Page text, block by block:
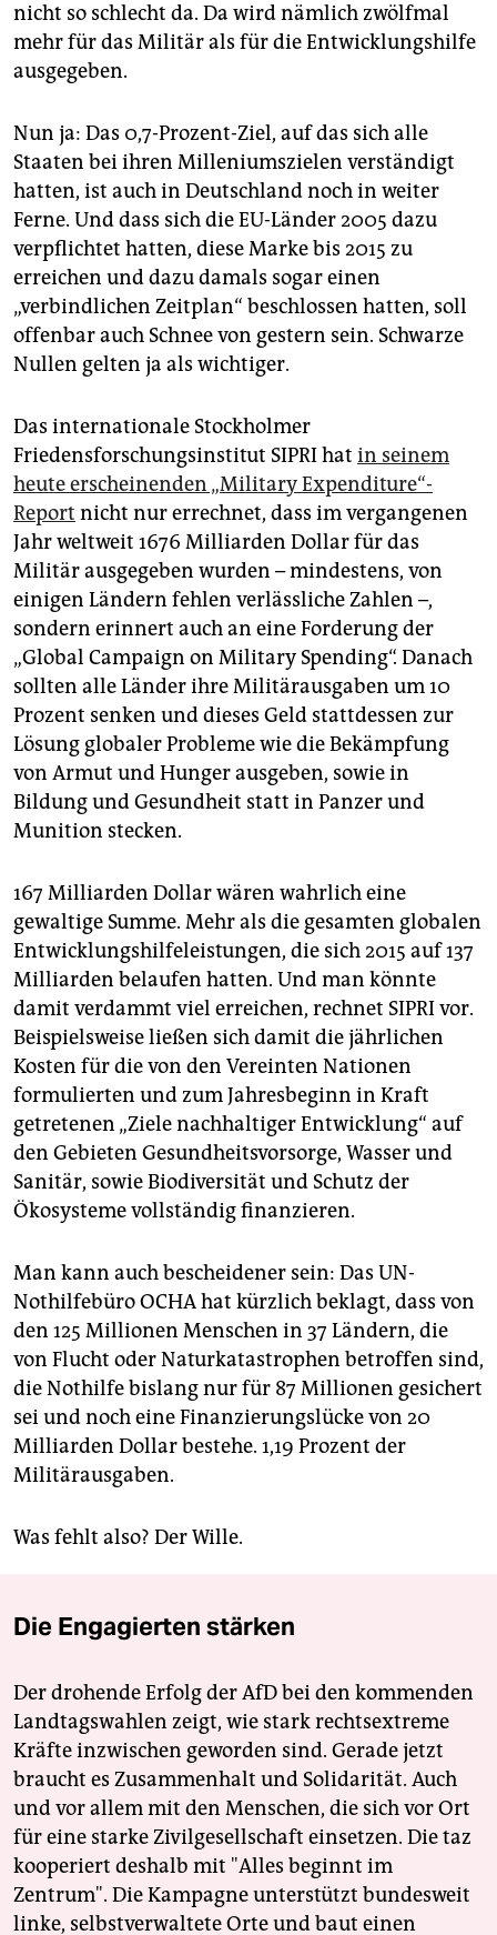
nicht so schlecht da. Da wird nämlich zwölfmal
mehr für das Militär als für die Entwicklungshilfe
ausgegeben.
Nun ja: Das 0,7-Prozent-Ziel, auf das sich alle
Staaten bei ihren Milleniumszielen verständigt
hatten, ist auch in Deutschland noch in weiter
Ferne. Und dass sich die EU-Länder 2005 dazu
verpflichtet hatten, diese Marke bis 2015 zu
erreichen und dazu damals sogar einen
„verbindlichen Zeitplan“ beschlossen hatten, soll
offenbar auch Schnee von gestern sein. Schwarze
Nullen gelten ja als wichtiger.
Das internationale Stockholmer
Friedensforschungsinstitut SIPRI hat in seinem
heute erscheinenden „Military Expenditure“-
Report nicht nur errechnet, dass im vergangenen
Jahr weltweit 1676 Milliarden Dollar für das
Militär ausgegeben wurden – mindestens, von
einigen Ländern fehlen verlässliche Zahlen –,
sondern erinnert auch an eine Forderung der
„Global Campaign on Military Spending“. Danach
sollten alle Länder ihre Militärausgaben um 10
Prozent senken und dieses Geld stattdessen zur
Lösung globaler Probleme wie die Bekämpfung
von Armut und Hunger ausgeben, sowie in
Bildung und Gesundheit statt in Panzer und
Munition stecken.
167 Milliarden Dollar wären wahrlich eine
gewaltige Summe. Mehr als die gesamten globalen
Entwicklungshilfeleistungen, die sich 2015 auf 137
Milliarden belaufen hatten. Und man könnte
damit verdammt viel erreichen, rechnet SIPRI vor.
Beispielsweise ließen sich damit die jährlichen
Kosten für die von den Vereinten Nationen
formulierten und zum Jahresbeginn in Kraft
getretenen „Ziele nachhaltiger Entwicklung“ auf
den Gebieten Gesundheitsvorsorge, Wasser und
Sanitär, sowie Biodiversität und Schutz der
Ökosysteme vollständig finanzieren.
Man kann auch bescheidener sein: Das UN-
Nothilfebüro OCHA hat kürzlich beklagt, dass von
den 125 Millionen Menschen in 37 Ländern, die
von Flucht oder Naturkatastrophen betroffen sind,
die Nothilfe bislang nur für 87 Millionen gesichert
sei und noch eine Finanzierungslücke von 20
Milliarden Dollar bestehe. 1,19 Prozent der
Militärausgaben.
Was fehlt also? Der Wille.
Die Engagierten stärken
Der drohende Erfolg der AfD bei den kommenden
Landtagswahlen zeigt, wie stark rechtsextreme
Kräfte inzwischen geworden sind. Gerade jetzt
braucht es Zusammenhalt und Solidarität. Auch
und vor allem mit den Menschen, die sich vor Ort
für eine starke Zivilgesellschaft einsetzen. Die taz
kooperiert deshalb mit "Alles beginnt im
Zentrum". Die Kampagne unterstützt bundesweit
linke, selbstverwaltete Orte und baut einen